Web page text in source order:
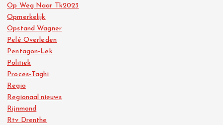
Op Weg Naar Tk2023
Opmerkelijk
Opstand Wagner
Pelé Overleden
Pentagon-Lek
Politiek
Proces-Taghi
Regio
Regionaal nieuws
Rijnmond
Rtv Drenthe